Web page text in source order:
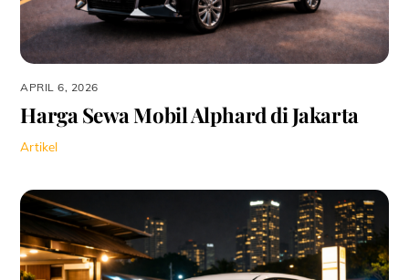
APRIL 6, 2026
Harga Sewa Mobil Alphard di Jakarta
Artikel